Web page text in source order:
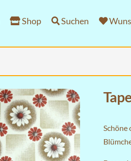
Shop Suchen
Schöne